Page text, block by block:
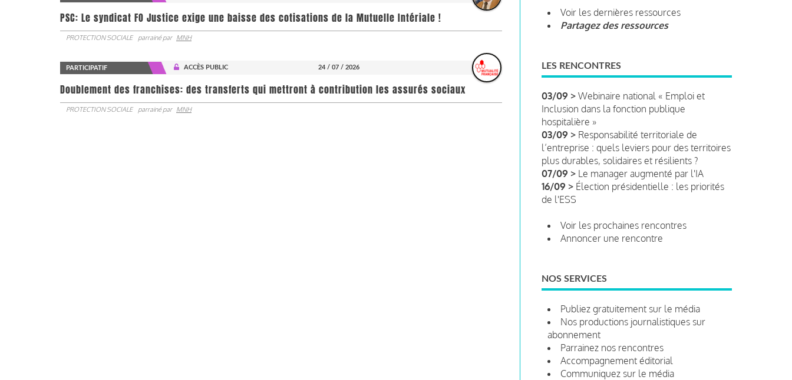
PSC: Le syndicat FO Justice exige une baisse des cotisations de la Mutuelle Intériale !
PROTECTION SOCIALE parrainé par MNH
PARTICIPATIF ACCÈS PUBLIC 24 / 07 / 2026
Doublement des franchises: des transferts qui mettront à contribution les assurés sociaux
PROTECTION SOCIALE parrainé par MNH
Voir les dernières ressources
Partagez des ressources
LES RENCONTRES
03/09 > Webinaire national « Emploi et
Inclusion dans la fonction publique
hospitalière »
03/09 > Responsabilité territoriale de
l’entreprise : quels leviers pour des territoires
plus durables, solidaires et résilients ?
07/09 > Le manager augmenté par l'IA
16/09 > Élection présidentielle : les priorités
de l'ESS
Voir les prochaines rencontres
Annoncer une rencontre
NOS SERVICES
Publiez gratuitement sur le média
Nos productions journalistiques sur
abonnement
Parrainez nos rencontres
Accompagnement éditorial
Communiquez sur le média